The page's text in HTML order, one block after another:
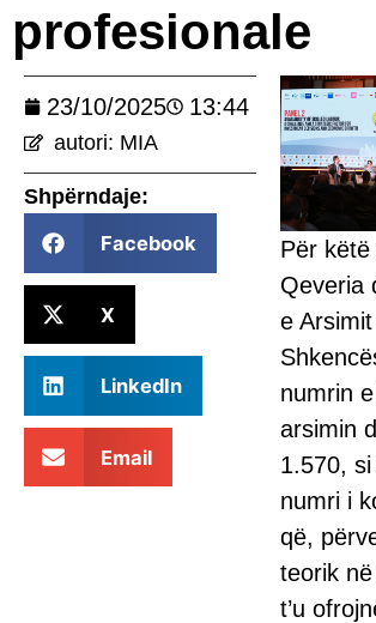
profesionale
23/10/2025 13:44
autori: MIA
Shpërndaje:
Facebook
X
LinkedIn
Email
Për këtë
Qeveria
e
numrin
arsimin
1.570,
numri i
që,
teorik
t’u